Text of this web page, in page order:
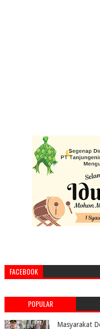
FACEBOOK
POPULAR
Masyarakat